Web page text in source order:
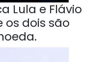
Lula e Flávio
os dois são